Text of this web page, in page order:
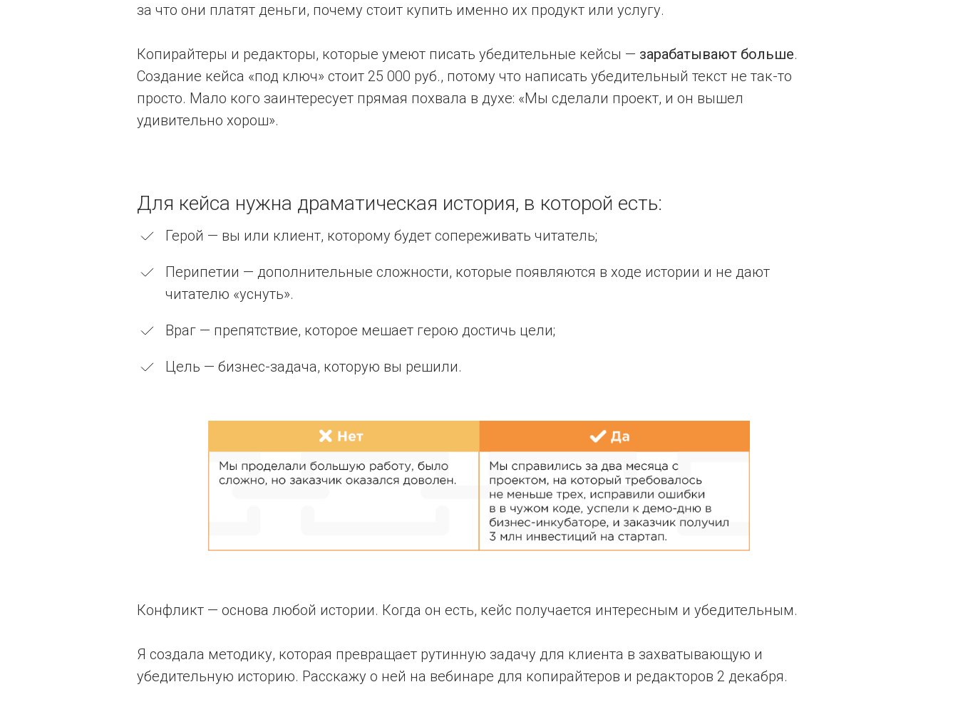
за что они платят деньги, почему стоит купить именно их продукт или услугу.
Копирайтеры и редакторы, которые умеют писать убедительные кейсы — зарабатывают больше.
Создание кейса «под ключ» стоит 25 000 руб., потому что написать убедительный текст не так-то
просто. Мало кого заинтересует прямая похвала в духе: «Мы сделали проект, и он вышел
удивительно хорош».
Для кейса нужна драматическая история, в которой есть:
Герой — вы или клиент, которому будет сопереживать читатель;
Перипетии — дополнительные сложности, которые появляются в ходе истории и не дают
читателю «уснуть».
Враг — препятствие, которое мешает герою достичь цели;
Цель — бизнес-задача, которую вы решили.
Конфликт — основа любой истории. Когда он есть, кейс получается интересным и убедительным.
Я создала методику, которая превращает рутинную задачу для клиента в захватывающую и
убедительную историю. Расскажу о ней на вебинаре для копирайтеров и редакторов 2 декабря.